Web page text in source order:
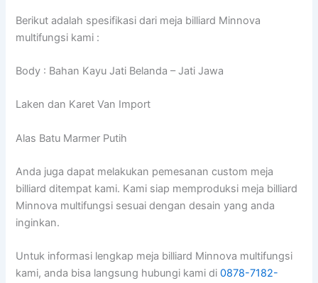
Berikut adalah spesifikasi dari meja billiard Minnova
multifungsi kami :
Body : Bahan Kayu Jati Belanda – Jati Jawa
Laken dan Karet Van Import
Alas Batu Marmer Putih
Anda juga dapat melakukan pemesanan custom meja
billiard ditempat kami. Kami siap memproduksi meja billiard
Minnova multifungsi sesuai dengan desain yang anda
inginkan.
Untuk informasi lengkap meja billiard Minnova multifungsi
kami, anda bisa langsung hubungi kami di0878-7182-